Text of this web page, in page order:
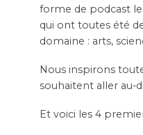
forme de podcast
qui ont toutes été
domaine : arts,
Nous inspirons
souhaitent aller au-
Et voici les 4